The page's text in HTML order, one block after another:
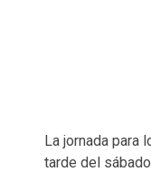
La jornada para
tarde del